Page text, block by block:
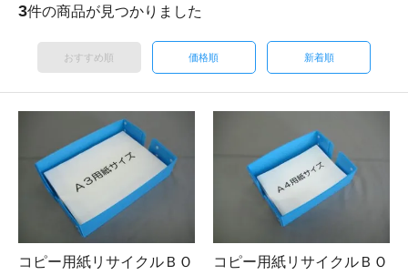
3件の商品が見つかりました
おすすめ順 価格順 新着順
コピー用紙リサイクルＢＯ
コピー用紙リサイクルＢＯ